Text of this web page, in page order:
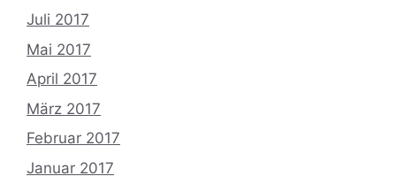
Juli 2017
Mai 2017
April 2017
März 2017
Februar 2017
Januar 2017